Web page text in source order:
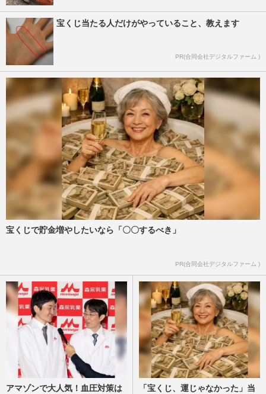
宝くじ当たる人だけがやっていること、教えます
PR(合同会社デジタルファーム )
宝くじで貯金増やしたいなら「〇〇するべき」
PR(合同会社デジタルファーム )
アマゾンで大人気！血圧対策は 「宝くじ、運じゃなかった」当